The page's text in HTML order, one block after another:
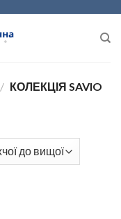
/ КОЛЕКЦІЯ SAVIO